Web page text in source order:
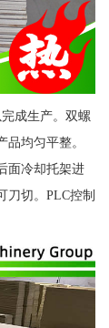
成生产。双螺
均匀平整。
面冷却托架进
刀切。PLC控制